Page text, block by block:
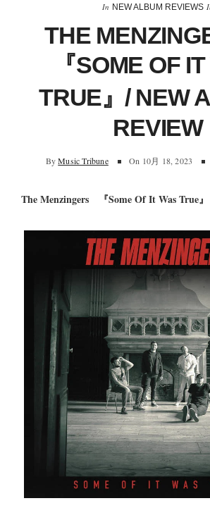
In NEW ALBUM REVIEWS
THE
『SOME OF
TRUE』/ NEW
REVIEW
By Music Tribune On 10月 18, 2023
The Menzingers 『Some Of It Was True』